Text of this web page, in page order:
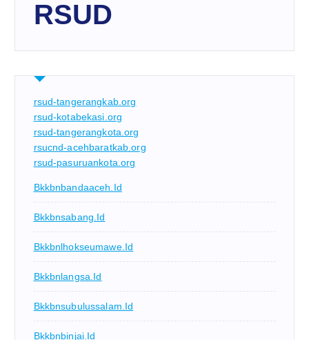
RSUD
rsud-tangerangkab.org
rsud-kotabekasi.org
rsud-tangerangkota.org
rsucnd-acehbaratkab.org
rsud-pasuruankota.org
Bkkbnbandaaceh.id
Bkkbnsabang.id
Bkkbnlhokseumawe.id
Bkkbnlangsa.id
Bkkbnsubulussalam.id
Bkkbnbinjai.id